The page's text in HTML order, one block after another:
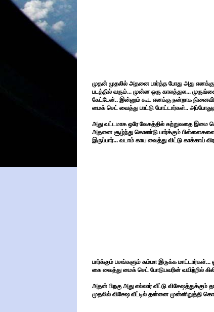
முதன் முதலில் அதனை பார்த்த போது அது
படத்தில் வரும்... முன்ன ஒரு காலத்துல...
கேட்டேன்.. இன்னும் கூட எனக்கு நன்றாக
மைக் செட் வைத்து பாட்டு போட்டார்கள்..
அது வட்டமாக ஒரே வேகத்தில் சுற்றுவதை இமை
அதனை சூழ்ந்து கொண்டு பார்க்கும் பிள்ளைகளை
இருப்பார்... வடாம் காய வைத்து விட்டு காக்காய்
பார்க்கும் பசங்களும் சும்மா இருக்க
கை வைத்து மைக் செட் போடுபவரின் வயிற்றில்
அதன் பிறகு அது எல்லார் வீட்டு
முதலில் விசேஷ வீட்டில் தன்னை முன்னிறுத்தி